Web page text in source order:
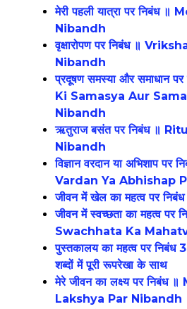
मेरी पहली यात्रा पर निबंध
Nibandh
वृक्षारोपण पर निबंध ॥
Nibandh
प्रदूषण समस्या और समाधान
Ki Samasya Aur
Nibandh
ऋतुराज बसंत पर निबंध ॥
Nibandh
विज्ञान वरदान या अभिशाप
Vardan Ya Abhishap
जीवन में खेल का महत्व पर निबंध
जीवन में स्वच्छता का महत्व
Swachhata Ka
पुस्तकालय का महत्व पर
शब्दों में पूरी रूपरेखा के साथ
मेरे जीवन का लक्ष्य पर
Lakshya Par Nibandh